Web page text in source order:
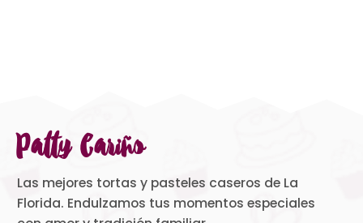
Patty Cariño
Las mejores tortas y pasteles caseros de La
Florida. Endulzamos tus momentos especiales